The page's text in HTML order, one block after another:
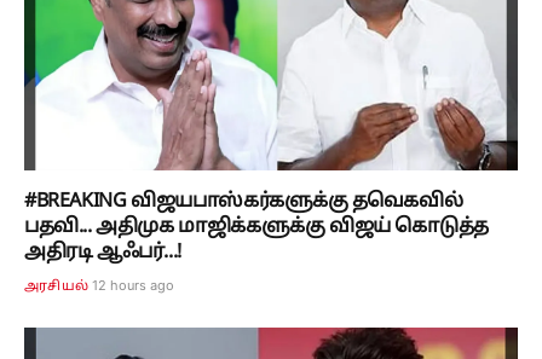
#BREAKING விஜயபாஸ்கர்களுக்கு தவெகவில்
பதவி... அதிமுக மாஜிக்களுக்கு விஜய் கொடுத்த
அதிரடி ஆஃபர்...!
அரசியல் 12 hours ago